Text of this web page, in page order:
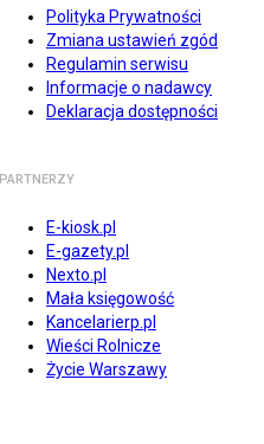
Polityka Prywatności
Zmiana ustawień zgód
Regulamin serwisu
Informacje o nadawcy
Deklaracja dostępności
PARTNERZY
E-kiosk.pl
E-gazety.pl
Nexto.pl
Mała księgowość
Kancelarierp.pl
Wieści Rolnicze
Życie Warszawy